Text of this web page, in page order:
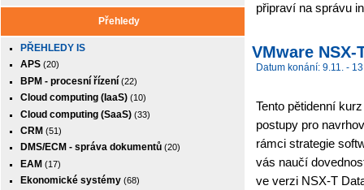
Přehledy
PŘEHLEDY IS
APS (20)
BPM - procesní řízení (22)
Cloud computing (IaaS) (10)
Cloud computing (SaaS) (33)
CRM (51)
DMS/ECM - správa dokumentů (20)
EAM (17)
Ekonomické systémy (68)
připraví na správu
VMware
Datum konání: 9.11. -
Tento pětidenní
postupy pro
rámci strategie
vás naučí
ve verzi NSX-T